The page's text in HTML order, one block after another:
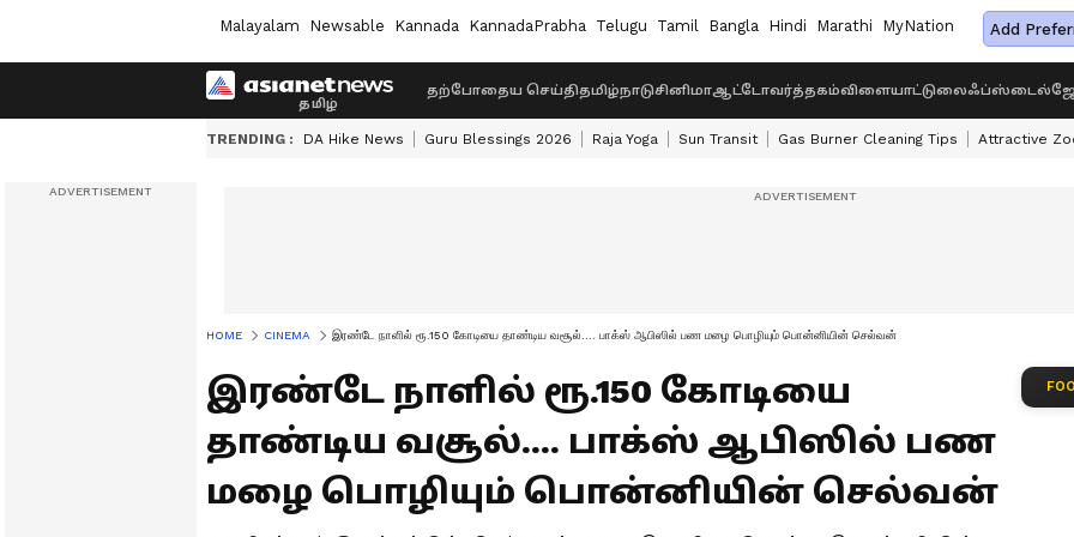
Malayalam Newsable Kannada KannadaPrabha Telugu Tamil Bangla Hindi Marathi MyNation Add
தற்போதைய செய்திதமிழ்நாடுசினிமாஆட்டோவர்த்தகம்விளையாட்டுலைஃப்ஸ்டைல்
TRENDING : DA Hike News Guru Blessings 2026 Raja Yoga Sun Transit Gas Burner Cleaning Tips Attractive
HOME CINEMA இரண்டே நாளில் ரூ.150 கோடியை தாண்டிய வசூல்.... பாக்ஸ் ஆபிஸில் பண மழை பொழியும் பொன்னியின் செல்வன்
இரண்டே நாளில் ரூ.150 கோடியை
தாண்டிய வசூல்.... பாக்ஸ் ஆபிஸில் பண
மழை பொழியும் பொன்னியின் செல்வன்